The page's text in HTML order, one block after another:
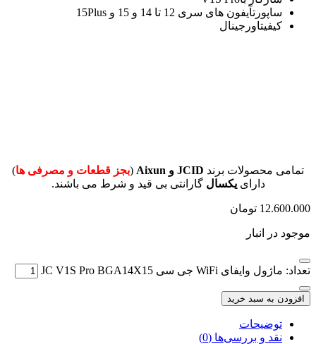
ساپورتآیفون های سری 12 تا 14 و 15 و 15Plus
کیفیتاورجینال
تمامی محصولات برند JCID و Aixun (بجز قطعات و مصرفی ها)
داراییکسال گارانتی بی قید و شرط می باشند.
12.600.000 تومان
موجود در انبار
تعداد: ماژول وایفای WiFi جی سی JC V1S Pro BGA14X15
افزودن به سبد خرید
توضیحات
نقد و بررسی‌ها (0)